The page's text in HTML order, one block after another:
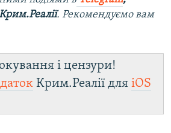
. Рекомендуємо вам
і цензури!
Крим.Реалії для iOS